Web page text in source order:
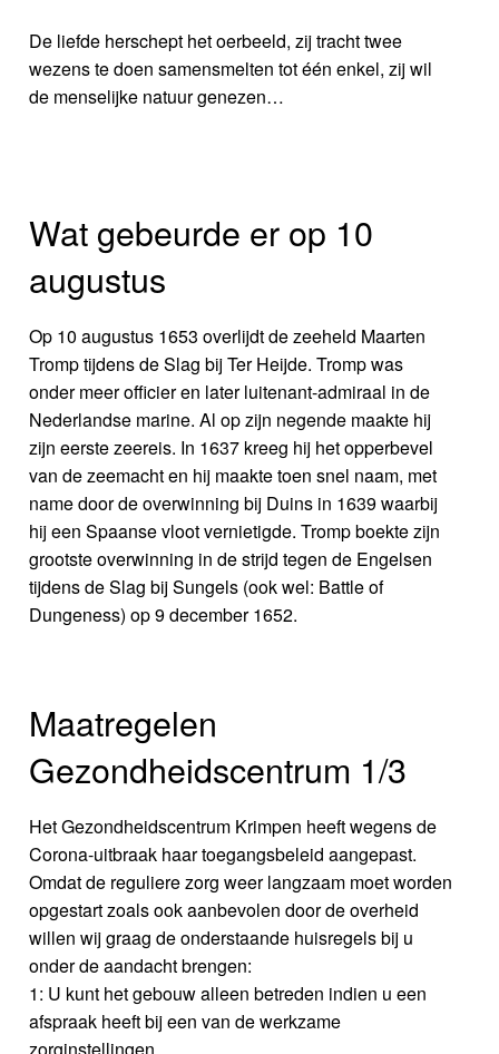
De liefde herschept het oerbeeld, zij tracht twee
wezens te doen samensmelten tot één enkel, zij wil
de menselijke natuur genezen…
Wat gebeurde er op 10
augustus
Op 10 augustus 1653 overlijdt de zeeheld Maarten
Tromp tijdens de Slag bij Ter Heijde. Tromp was
onder meer officier en later luitenant-admiraal in de
Nederlandse marine. Al op zijn negende maakte hij
zijn eerste zeereis. In 1637 kreeg hij het opperbevel
van de zeemacht en hij maakte toen snel naam, met
name door de overwinning bij Duins in 1639 waarbij
hij een Spaanse vloot vernietigde. Tromp boekte zijn
grootste overwinning in de strijd tegen de Engelsen
tijdens de Slag bij Sungels (ook wel: Battle of
Dungeness) op 9 december 1652.
Maatregelen
Gezondheidscentrum 1/3
Het Gezondheidscentrum Krimpen heeft wegens de
Corona-uitbraak haar toegangsbeleid aangepast.
Omdat de reguliere zorg weer langzaam moet worden
opgestart zoals ook aanbevolen door de overheid
willen wij graag de onderstaande huisregels bij u
onder de aandacht brengen:
1: U kunt het gebouw alleen betreden indien u een
afspraak heeft bij een van de werkzame